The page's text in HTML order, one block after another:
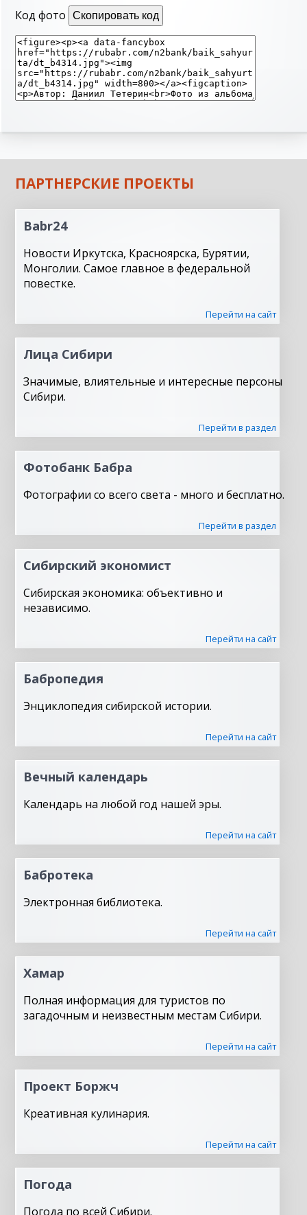
Код фото Скопировать код
ПАРТНЕРСКИЕ ПРОЕКТЫ
Babr24
Новости Иркутска, Красноярска, Бурятии,
Монголии. Самое главное в федеральной
повестке.
Перейти на сайт
Лица Сибири
Значимые, влиятельные и интересные персоны
Сибири.
Перейти в раздел
Фотобанк Бабра
Фотографии со всего света - много и бесплатно.
Перейти в раздел
Сибирский экономист
Сибирская экономика: объективно и
независимо.
Перейти на сайт
Бабропедия
Энциклопедия сибирской истории.
Перейти на сайт
Вечный календарь
Календарь на любой год нашей эры.
Перейти на сайт
Бабротека
Электронная библиотека.
Перейти на сайт
Хамар
Полная информация для туристов по
загадочным и неизвестным местам Сибири.
Перейти на сайт
Проект Боржч
Креативная кулинария.
Перейти на сайт
Погода
Погода по всей Сибири.